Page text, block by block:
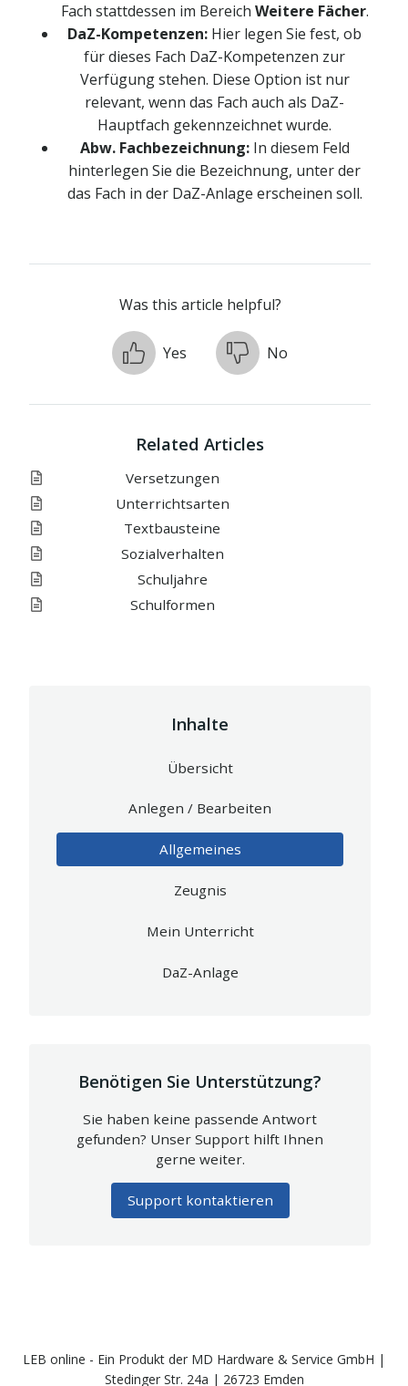
Fach stattdessen im Bereich Weitere Fächer.
DaZ-Kompetenzen: Hier legen Sie fest, ob
für dieses Fach DaZ-Kompetenzen zur
Verfügung stehen. Diese Option ist nur
relevant, wenn das Fach auch als DaZ-
Hauptfach gekennzeichnet wurde.
Abw. Fachbezeichnung:In diesem Feld
hinterlegen Sie die Bezeichnung, unter der
das Fach in der DaZ-Anlage erscheinen soll.
Was this article helpful?
Yes No
Related Articles
Versetzungen
Unterrichtsarten
Textbausteine
Sozialverhalten
Schuljahre
Schulformen
Inhalte
Übersicht
Anlegen / Bearbeiten
Allgemeines
Zeugnis
Mein Unterricht
DaZ-Anlage
Benötigen Sie Unterstützung?
Sie haben keine passende Antwort
gefunden? Unser Support hilft Ihnen
gerne weiter.
Support kontaktieren
LEB online - Ein Produkt der MD Hardware & Service GmbH |
Stedinger Str. 24a | 26723 Emden